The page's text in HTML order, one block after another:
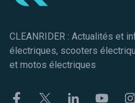
CLEANRIDER : Actualités et
électriques, scooters
et motos électriques
FacebookTwitter LinkekinYoutube